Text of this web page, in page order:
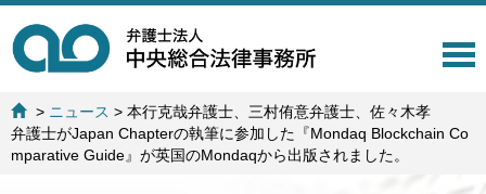
T
l
> ニュース >本行克哉弁護士、三村侑意弁護士、佐々木孝
弁護士がJapan Chapterの執筆に参加した『Mondaq Blockchain Co
mparative Guide』が英国のMondaqから出版されました。